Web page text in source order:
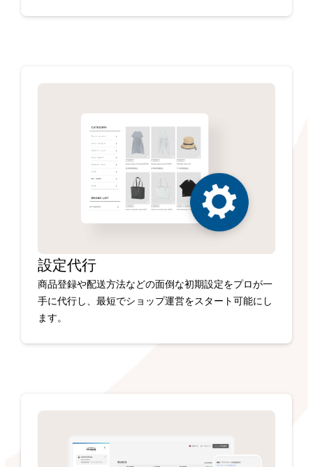
設定代行
商品登録や配送方法などの面倒な初期設定をプロが一
手に代行し、最短でショップ運営をスタート可能にし
ます。